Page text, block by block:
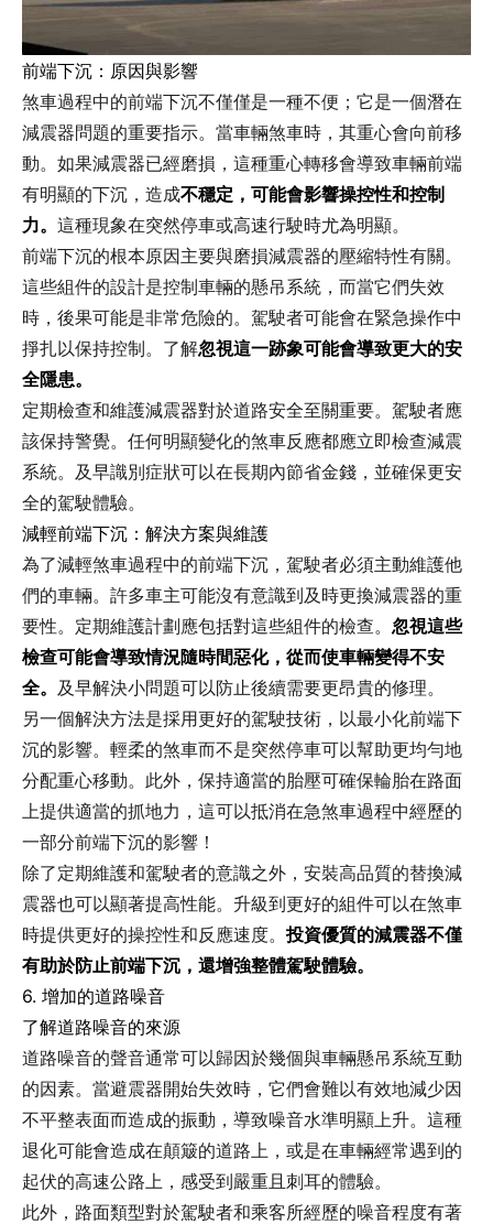
前端下沉：原因與影響
煞車過程中的前端下沉不僅僅是一種不便；它是一個潛在
減震器問題的重要指示。當車輛煞車時，其重心會向前移
動。如果減震器已經磨損，這種重心轉移會導致車輛前端
有明顯的下沉，造成不穩定，可能會影響操控性和控制
力。 這種現象在突然停車或高速行駛時尤為明顯。
前端下沉的根本原因主要與磨損減震器的壓縮特性有關。
這些組件的設計是控制車輛的懸吊系統，而當它們失效
時，後果可能是非常危險的。駕駛者可能會在緊急操作中
掙扎以保持控制。了解忽視這一跡象可能會導致更大的安
全隱患。
定期檢查和維護減震器對於道路安全至關重要。駕駛者應
該保持警覺。任何明顯變化的煞車反應都應立即檢查減震
系統。及早識別症狀可以在長期內節省金錢，並確保更安
全的駕駛體驗。
減輕前端下沉：解決方案與維護
為了減輕煞車過程中的前端下沉，駕駛者必須主動維護他
們的車輛。許多車主可能沒有意識到及時更換減震器的重
要性。定期維護計劃應包括對這些組件的檢查。 忽視這些
檢查可能會導致情況隨時間惡化，從而使車輛變得不安
全。 及早解決小問題可以防止後續需要更昂貴的修理。
另一個解決方法是採用更好的駕駛技術，以最小化前端下
沉的影響。輕柔的煞車而不是突然停車可以幫助更均勻地
分配重心移動。此外，保持適當的胎壓可確保輪胎在路面
上提供適當的抓地力，這可以抵消在急煞車過程中經歷的
一部分前端下沉的影響！
除了定期維護和駕駛者的意識之外，安裝高品質的替換減
震器也可以顯著提高性能。升級到更好的組件可以在煞車
時提供更好的操控性和反應速度。投資優質的減震器不僅
有助於防止前端下沉，還增強整體駕駛體驗。
6. 增加的道路噪音
了解道路噪音的來源
道路噪音的聲音通常可以歸因於幾個與車輛懸吊系統互動
的因素。當避震器開始失效時，它們會難以有效地減少因
不平整表面而造成的振動，導致噪音水準明顯上升。這種
退化可能會造成在顛簸的道路上，或是在車輛經常遇到的
起伏的高速公路上，感受到嚴重且刺耳的體驗。
此外，路面類型對於駕駛者和乘客所經歷的噪音程度有著